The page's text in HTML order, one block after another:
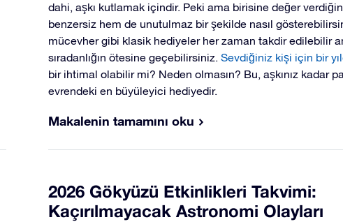
dahi, aşkı kutlamak içindir. Peki ama birisine değer
benzersiz hem de unutulmaz bir şekilde nasıl
mücevher gibi klasik hediyeler her zaman takdir edilebilir
sıradanlığın ötesine geçebilirsiniz. Sevdiğiniz kişi için bir
bir ihtimal olabilir mi? Neden olmasın? Bu, aşkınız kadar
evrendeki en büyüleyici hediyedir.
Makalenin tamamını oku
2026 Gökyüzü Etkinlikleri Takvimi:
Kaçırılmayacak Astronomi Olayları